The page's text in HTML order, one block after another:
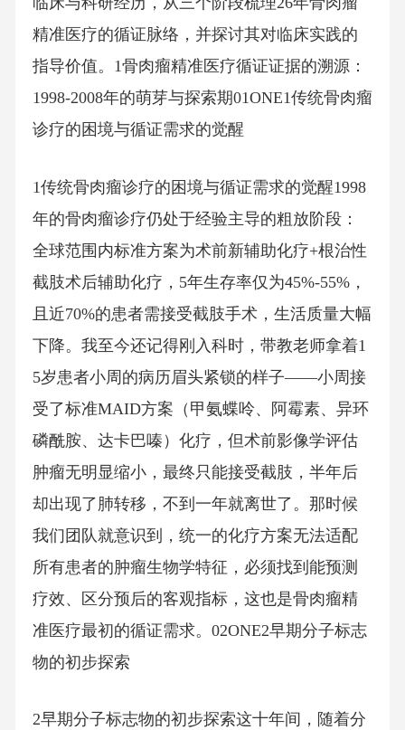
精准医疗的循证脉络，并探讨其对临床实践的
指导价值。1骨肉瘤精准医疗循证证据的溯源：
1998-2008年的萌芽与探索期01ONE1传统骨肉瘤
诊疗的困境与循证需求的觉醒
1传统骨肉瘤诊疗的困境与循证需求的觉醒1998
年的骨肉瘤诊疗仍处于经验主导的粗放阶段：
全球范围内标准方案为术前新辅助化疗+根治性
截肢术后辅助化疗，5年生存率仅为45%-55%，
且近70%的患者需接受截肢手术，生活质量大幅
下降。我至今还记得刚入科时，带教老师拿着1
5岁患者小周的病历眉头紧锁的样子——小周接
受了标准MAID方案（甲氨蝶呤、阿霉素、异环
磷酰胺、达卡巴嗪）化疗，但术前影像学评估
肿瘤无明显缩小，最终只能接受截肢，半年后
却出现了肺转移，不到一年就离世了。那时候
我们团队就意识到，统一的化疗方案无法适配
所有患者的肿瘤生物学特征，必须找到能预测
疗效、区分预后的客观指标，这也是骨肉瘤精
准医疗最初的循证需求。02ONE2早期分子标志
物的初步探索
2早期分子标志物的初步探索这十年间，随着分